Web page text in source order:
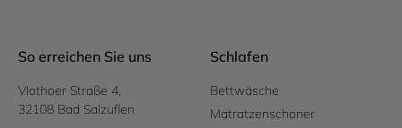
So erreichen Sie uns
Vlothoer Straße 4,
32108 Bad Salzuflen
Schlafen
Bettwäsche
Matratzenschoner